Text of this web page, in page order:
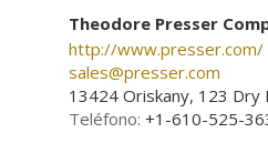
Theodore Presser
http://www.presser.com/
sales­@­presser.com
13424 Oriskany, 123 Dry
Teléfono: +1-610-525-